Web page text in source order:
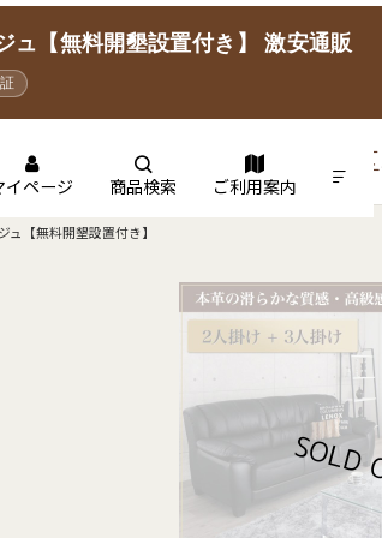
ュ【無料開墾設置付き】 激安通販
イページ 商品検索 ご利用案内
ュ【無料開墾設置付き】